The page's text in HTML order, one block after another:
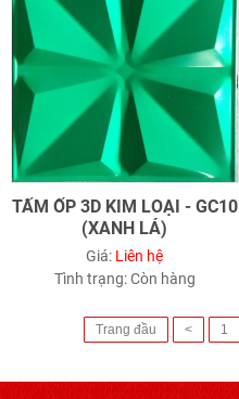
TẤM ỐP 3D KIM LOẠI - GC10
(XANH LÁ)
Giá: Liên hệ
Tình trạng:Còn hàng
Trang đầu < 1